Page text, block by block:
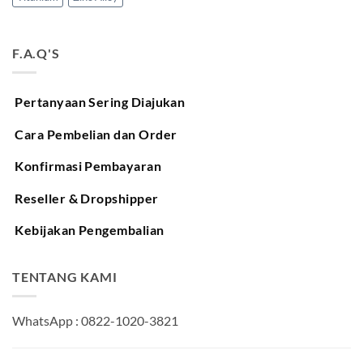
F.A.Q'S
Pertanyaan Sering Diajukan
Cara Pembelian dan Order
Konfirmasi Pembayaran
Reseller & Dropshipper
Kebijakan Pengembalian
TENTANG KAMI
WhatsApp : 0822-1020-3821